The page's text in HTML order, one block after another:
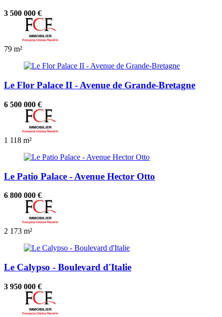
3 500 000 €
79 m²
Le Flor Palace II - Avenue de Grande-Bretagne
6 500 000 €
1 118 m²
Le Patio Palace - Avenue Hector Otto
6 800 000 €
2 173 m²
Le Calypso - Boulevard d'Italie
3 950 000 €